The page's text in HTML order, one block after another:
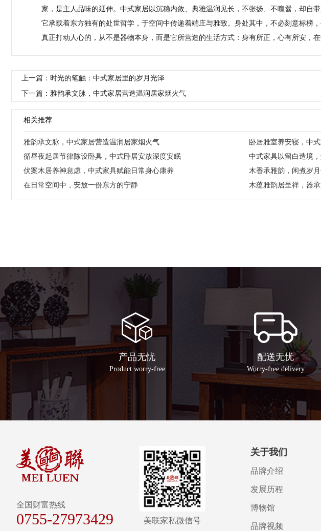
家，是主人品味的延伸。中式家居以沉稳内敛、典雅温润见长，不张扬、不喧嚣，却自带
它承载着东方独有的处世哲学，于空间中传递着端庄与雅致。身处其中，不必刻意标榜
真正打动人心的，从不是器物本身， 而是它所营造的生活方式： 身有所正，心有所安，
上一篇：时光的笔触：中式家居里的岁月光泽
下一篇：雅韵承文脉，中式家居营造温润居家烟火气
相关推荐
雅韵承文脉，中式家居营造温润居家烟火气
卧居雅室养安寝，中
循昼夜起居节律陈设卧具，中式卧居安放深度安眠
中式家具以留白造境
伏案木居养神息虑，中式家具赋能日常身心康养
木香承雅韵，闲煮岁
在日常空间中，安放一份东方的宁静
木蕴雅韵居呈祥，器
产品无忧
Product worry-free
配送无忧
Worry-free delivery
全国财富热线
0755-27973429 美联家私微信号
关于我们
品牌介绍
发展历程
博物馆
品牌视频